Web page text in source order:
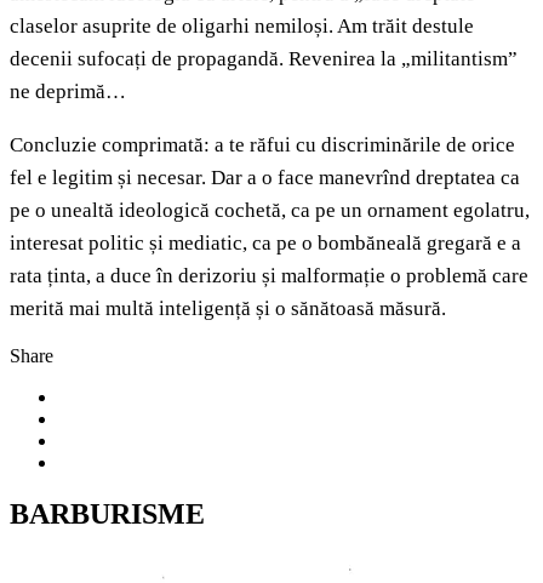
claselor asuprite de oligarhi nemiloși. Am trăit destule
decenii sufocați de propagandă. Revenirea la „militantism”
ne deprimă…
Concluzie comprimată: a te răfui cu discriminările de orice
fel e legitim și necesar. Dar a o face manevrînd dreptatea ca
pe o unealtă ideologică cochetă, ca pe un ornament egolatru,
interesat politic și mediatic, ca pe o bombăneală gregară e a
rata ținta, a duce în derizoriu și malformație o problemă care
merită mai multă inteligență și o sănătoasă măsură.
Share
BARBURISME